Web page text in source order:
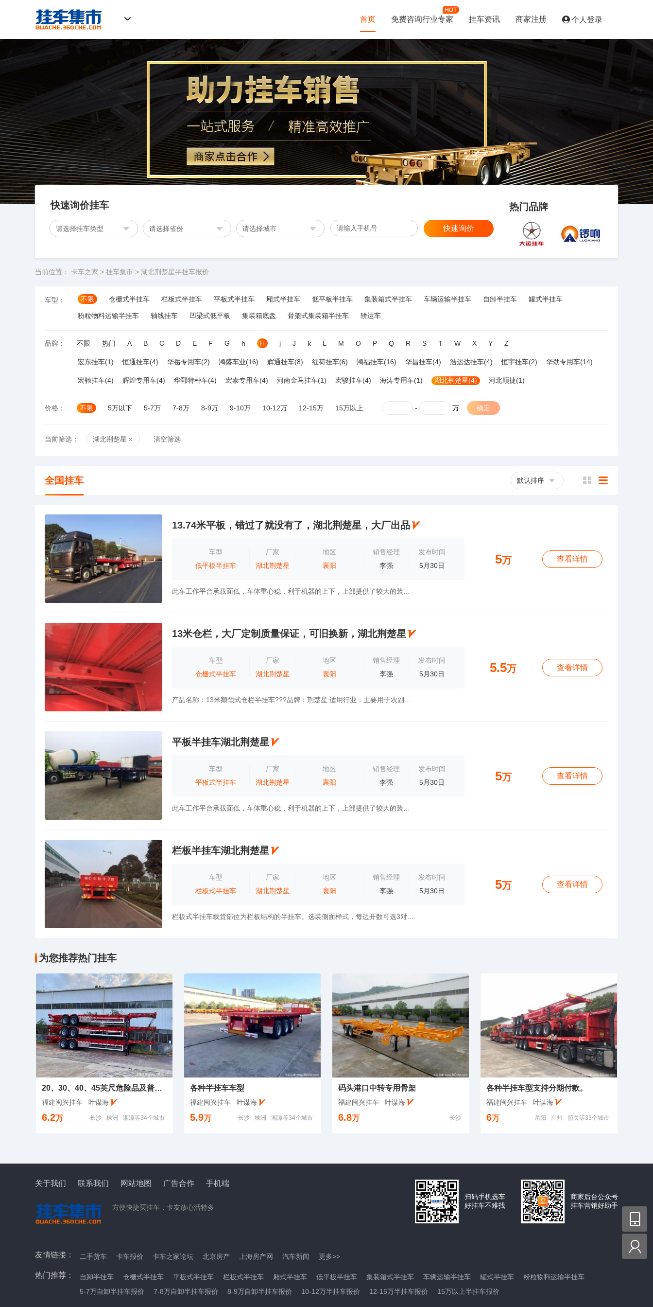
挂车集市 首页 免费咨询行业专家 挂车资讯 商家注册 个人登录
快速询价挂车
请选择挂车类型 请选择省份 请选择城市 快速询价
热门品牌
当前位置： 卡车之家 > 挂车集市 > 湖北荆楚星半挂车报价
车型： 不限 仓栅式半挂车 栏板式半挂车 平板式半挂车 厢式半挂车 低平板半挂车 集装箱式半挂车 车辆运输半挂车 自卸半挂车 罐式半挂车
粉粒物料运输半挂车 轴线挂车 凹梁式低平板 集装箱底盘 骨架式集装箱半挂车 轿运车
品牌： 不限 热门 A B C D E F G h H j J k L M O P Q R S T W X Y Z
宏东挂车(1) 恒通挂车(4) 华岳专用车(2) 鸿盛车业(16) 辉通挂车(8) 红荷挂车(6) 鸿福挂车(16) 华昌挂车(4) 浩运达挂车(4) 恒宇挂车(2) 华劲专用车(14)
宏驰挂车(4) 辉煌专用车(4) 华郓特种车(4) 宏泰专用车(4) 河南金马挂车(1) 宏骏挂车(4) 海涛专用车(1) 湖北荆楚星(4) 河北顺捷(1)
价格： 不限 5万以下 5-7万 7-8万 8-9万 9-10万 10-12万 12-15万 15万以上 - 万 确定
当前筛选： 湖北荆楚星 清空筛选
全国挂车 默认排序 横 列
13.74米平板，错过了就没有了，湖北荆楚星，大厂出品
车型
低平板半挂车
厂家
湖北荆楚星
地区
襄阳
销售经理
李强
发布时间
5月30日
5万 查看详情
13米仓栏，大厂定制质量保证，可旧换新，湖北荆楚星
车型
仓栅式半挂车
厂家
湖北荆楚星
地区
襄阳
销售经理
李强
发布时间
5月30日
5.5万 查看详情
平板半挂车湖北荆楚星
车型
平板式半挂车
厂家
湖北荆楚星
地区
襄阳
销售经理
李强
发布时间
5月30日
5万 查看详情
栏板半挂车湖北荆楚星
车型
栏板式半挂车
厂家
湖北荆楚星
地区
襄阳
销售经理
李强
发布时间
5月30日
5万 查看详情
为您推荐热门挂车
20、30、40、45英尺危险品及普货集装箱骨架
福建闽兴挂车 叶谋海
6.2万 长沙 株洲 湘潭等34个城市
各种半挂车车型
福建闽兴挂车 叶谋海
5.9万 长沙 株洲 湘潭等34个城市
码头港口中转专用骨架
福建闽兴挂车 叶谋海
6.8万 长沙
各种半挂车型支持分期付款。
福建闽兴挂车 叶谋海
6万 岳阳 广州 韶关等33个城市
关于我们 联系我们 网站地图 广告合作 手机端
方便快捷买挂车，卡友放心活特多
扫码手机选车
好挂车不难找
商家后台公众号
挂车营销好助手
友情链接： 二手货车 卡车报价 卡车之家论坛 北京房产 上海房产网 汽车新闻 更多>>
热门推荐： 自卸半挂车 仓栅式半挂车 平板式半挂车 栏板式半挂车 厢式半挂车 低平板半挂车 集装箱式半挂车 车辆运输半挂车 罐式半挂车
粉粒物料运输半挂车
5-7万自卸半挂车报价
7-8万自卸半挂车报价 8-9万自卸半挂车报价 10-12万半挂车报价 12-15万半挂车报价 15万以上半挂车报价

